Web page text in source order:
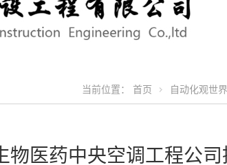
当前位置： 首页 自动化观世界
物医药中央空调工程公司